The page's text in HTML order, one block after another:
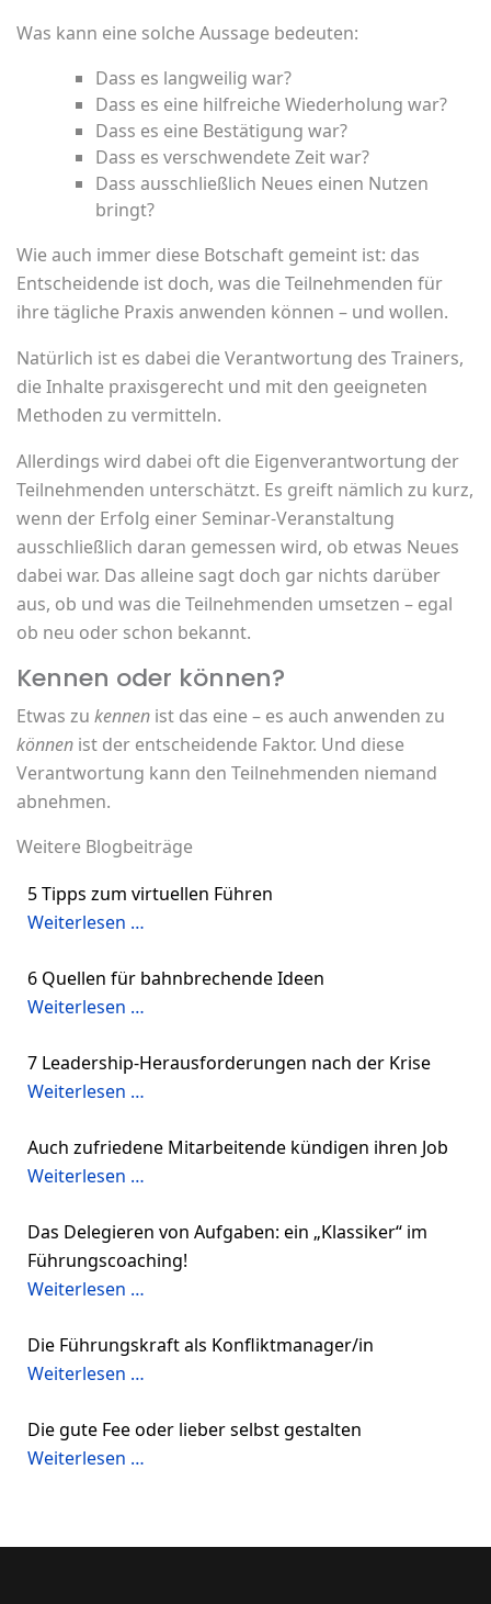
Was kann eine solche Aussage bedeuten:
Dass es langweilig war?
Dass es eine hilfreiche Wiederholung war?
Dass es eine Bestätigung war?
Dass es verschwendete Zeit war?
Dass ausschließlich Neues einen Nutzen
bringt?
Wie auch immer diese Botschaft gemeint ist: das
Entscheidende ist doch, was die Teilnehmenden für
ihre tägliche Praxis anwenden können – und wollen.
Natürlich ist es dabei die Verantwortung des Trainers,
die Inhalte praxisgerecht und mit den geeigneten
Methoden zu vermitteln.
Allerdings wird dabei oft die Eigenverantwortung der
Teilnehmenden unterschätzt. Es greift nämlich zu kurz,
wenn der Erfolg einer Seminar-Veranstaltung
ausschließlich daran gemessen wird, ob etwas Neues
dabei war. Das alleine sagt doch gar nichts darüber
aus, ob und was die Teilnehmenden umsetzen – egal
ob neu oder schon bekannt.
Kennen oder können?
Etwas zu kennen ist das eine – es auch anwenden zu
können ist der entscheidende Faktor. Und diese
Verantwortung kann den Teilnehmenden niemand
abnehmen.
Weitere Blogbeiträge
5 Tipps zum virtuellen Führen
Weiterlesen …
6 Quellen für bahnbrechende Ideen
Weiterlesen …
7 Leadership-Herausforderungen nach der Krise
Weiterlesen …
Auch zufriedene Mitarbeitende kündigen ihren Job
Weiterlesen …
Das Delegieren von Aufgaben: ein „Klassiker“ im
Führungscoaching!
Weiterlesen …
Die Führungskraft als Konfliktmanager/in
Weiterlesen …
Die gute Fee oder lieber selbst gestalten
Weiterlesen …